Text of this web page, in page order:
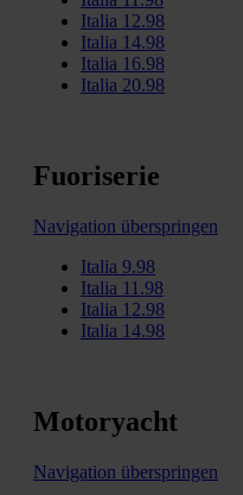
Italia 12.98
Italia 14.98
Italia 16.98
Italia 20.98
Fuoriserie
Navigation überspringen
Italia 9.98
Italia 11.98
Italia 12.98
Italia 14.98
Motoryacht
Navigation überspringen